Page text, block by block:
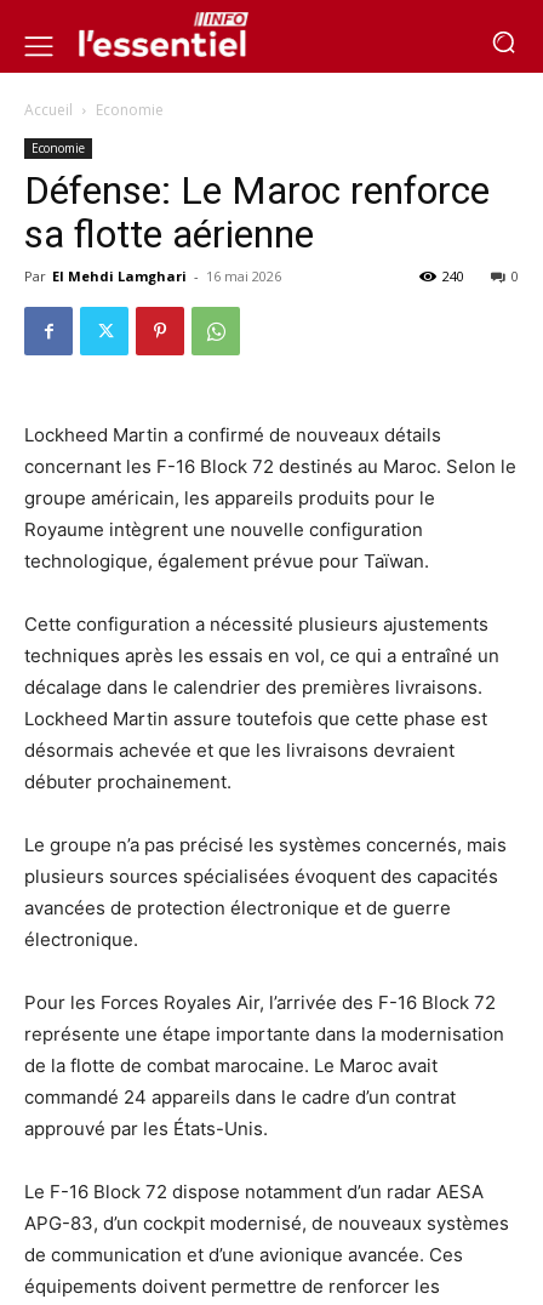
Accueil Economie
Economie
Défense: Le Maroc renforce
sa flotte aérienne
Par El Mehdi Lamghari - 16 mai 2026 0
240
Lockheed Martin a confirmé de nouveaux détails
concernant les F-16 Block 72 destinés au Maroc. Selon le
groupe américain, les appareils produits pour le
Royaume intègrent une nouvelle configuration
technologique, également prévue pour Taïwan.
Cette configuration a nécessité plusieurs ajustements
techniques après les essais en vol, ce qui a entraîné un
décalage dans le calendrier des premières livraisons.
Lockheed Martin assure toutefois que cette phase est
désormais achevée et que les livraisons devraient
débuter prochainement.
Le groupe n’a pas précisé les systèmes concernés, mais
plusieurs sources spécialisées évoquent des capacités
avancées de protection électronique et de guerre
électronique.
Pour les Forces Royales Air, l’arrivée des F-16 Block 72
représente une étape importante dans la modernisation
de la flotte de combat marocaine. Le Maroc avait
commandé 24 appareils dans le cadre d’un contrat
approuvé par les États-Unis.
Le F-16 Block 72 dispose notamment d’un radar AESA
APG-83, d’un cockpit modernisé, de nouveaux systèmes
de communication et d’une avionique avancée. Ces
équipements doivent permettre de renforcer les